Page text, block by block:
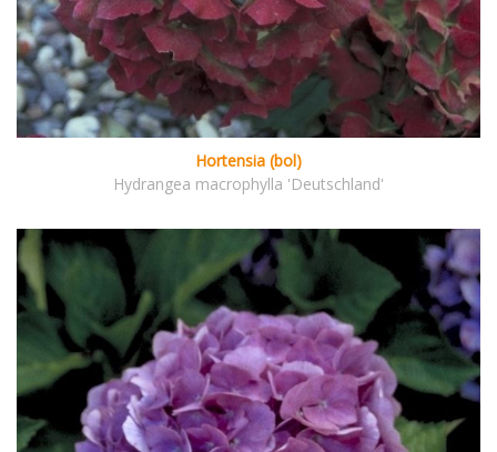
Hortensia (bol)
Hydrangea macrophylla 'Deutschland'